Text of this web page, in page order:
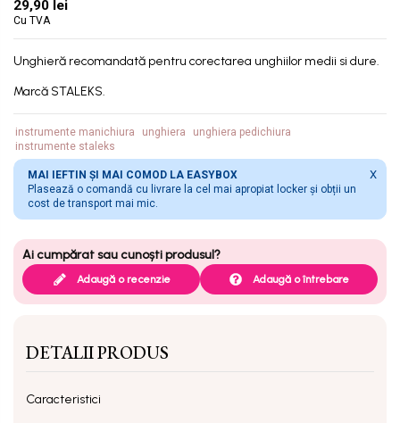
29,90 lei
Cu TVA
Unghieră recomandată pentru corectarea unghiilor medii si dure.
Marcă STALEKS.
instrumente manichiura unghiera
unghiera pedichiura
instrumente staleks
MAI IEFTIN ȘI MAI COMOD LA EASYBOX
Plasează o comandă cu livrare la cel mai apropiat locker și obții un
cost de transport mai mic.
X
Adaugă o recenzie Adaugă o întrebare
DETALII PRODUS
Caracteristici